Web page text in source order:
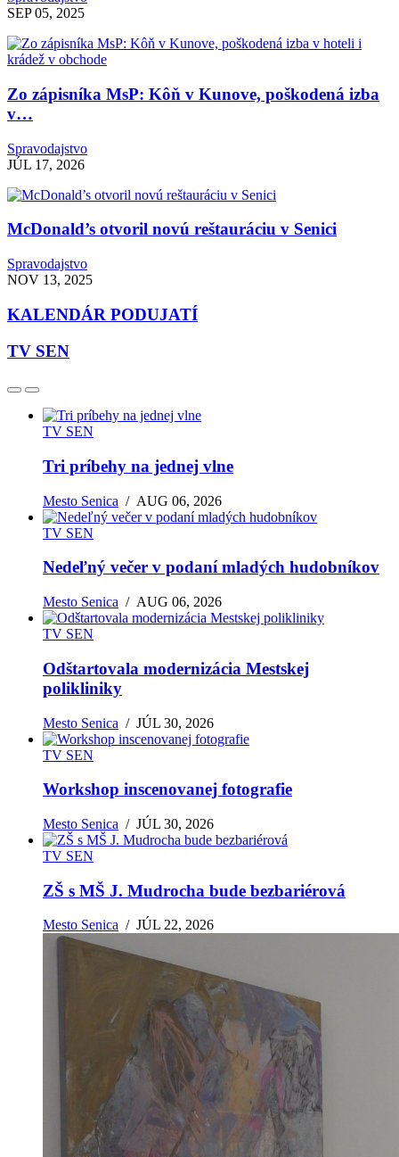
SEP 05, 2025
Zo zápisníka MsP: Kôň v Kunove, poškodená izba
v…
Spravodajstvo
JÚL 17, 2026
McDonald’s otvoril novú reštauráciu v Senici
Spravodajstvo
NOV 13, 2025
KALENDÁR PODUJATÍ
TV SEN
TV SEN
Tri príbehy na jednej vlne
Mesto Senica /AUG 06, 2026
TV SEN
Nedeľný večer v podaní mladých hudobníkov
Mesto Senica /AUG 06, 2026
TV SEN
Odštartovala modernizácia Mestskej
polikliniky
Mesto Senica /JÚL 30, 2026
TV SEN
Workshop inscenovanej fotografie
Mesto Senica /JÚL 30, 2026
TV SEN
ZŠ s MŠ J. Mudrocha bude bezbariérová
Mesto Senica /JÚL 22, 2026